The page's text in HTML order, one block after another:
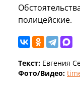
полицейские.
Текст: Евгения
Фото/Видео: